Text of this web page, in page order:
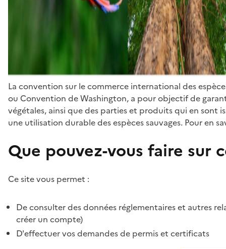
La convention sur le commerce international des
ou Convention de Washington, a pour objectif de
végétales, ainsi que des parties et produits qui en sont
une utilisation durable des espèces sauvages. Pour en
Que pouvez-vous faire sur
Ce site vous permet :
De consulter des données réglementaires et autres
créer un compte)
D'effectuer vos demandes de permis et certificats